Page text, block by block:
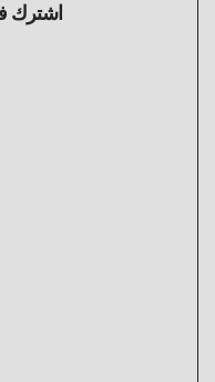
اشترك